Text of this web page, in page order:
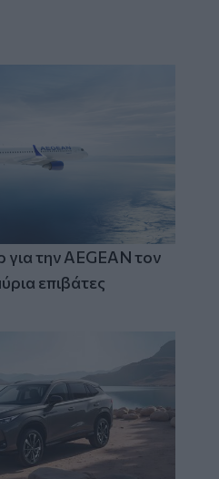
για την AEGEAN τον
επιβάτες